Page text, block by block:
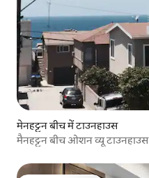
मेनहट्टन बीच में टाउनहाउस
मैनहट्टन बीच ओशन व्यू टाउनहाउस